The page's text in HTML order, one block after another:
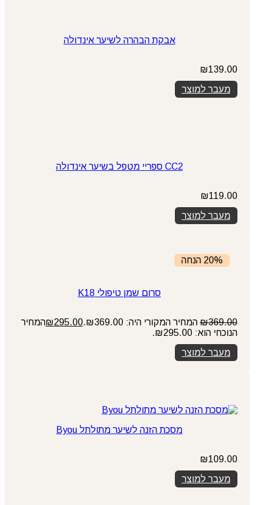
אבקת הבהרה לשיער אינדולה
₪139.00
מעבר למוצר
CC2 ספריי מטפל בשיער אינדולה
₪119.00
מעבר למוצר
20% הנחה
סרום שמן טיפולי K18
₪369.00 המחיר המקורי היה: ₪369.00. ₪295.00
המחיר
הנוכחי הוא: ₪295.00.
מעבר למוצר
מסכת הזנה לשיער מתולתל Byou
₪109.00
מעבר למוצר